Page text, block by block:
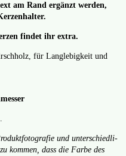
am Rand ergänzt wer­den,
fin­det ihr extra.
für Lang­le­big­keit und
und unter­schied­li­
kom­men, dass die Far­be des